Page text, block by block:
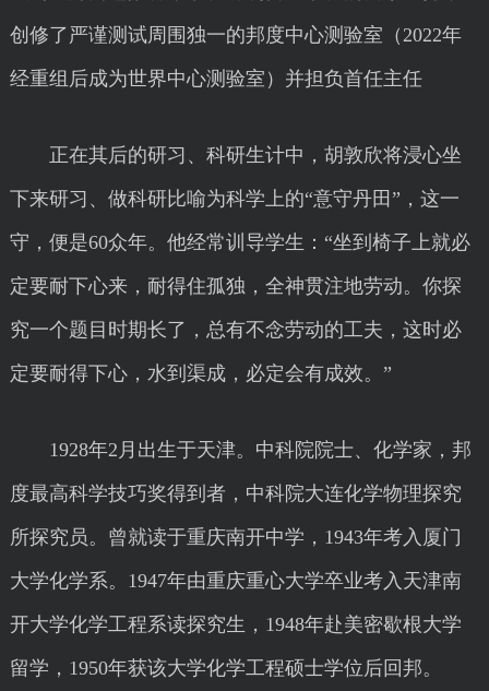
创修了严谨测试周围独一的邦度中心测验室（2022年
经重组后成为世界中心测验室）并担负首任主任
正在其后的研习、科研生计中，胡敦欣将浸心坐
下来研习、做科研比喻为科学上的“意守丹田”，这一
守，便是60众年。他经常训导学生：“坐到椅子上就必
定要耐下心来，耐得住孤独，全神贯注地劳动。你探
究一个题目时期长了，总有不念劳动的工夫，这时必
定要耐得下心，水到渠成，必定会有成效。”
1928年2月出生于天津。中科院院士、化学家，邦
度最高科学技巧奖得到者，中科院大连化学物理探究
所探究员。曾就读于重庆南开中学，1943年考入厦门
大学化学系。1947年由重庆重心大学卒业考入天津南
开大学化学工程系读探究生，1948年赴美密歇根大学
留学，1950年获该大学化学工程硕士学位后回邦。